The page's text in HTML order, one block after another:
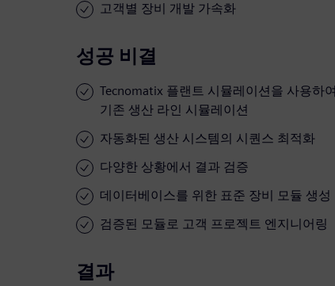
고객별 장비 개발 가속화
성공 비결
Tecnomatix 플랜트 시뮬레이션을 사용하여
기존 생산 라인 시뮬레이션
자동화된 생산 시스템의 시퀀스 최적화
다양한 상황에서 결과 검증
데이터베이스를 위한 표준 장비 모듈 생성
검증된 모듈로 고객 프로젝트 엔지니어링
결과